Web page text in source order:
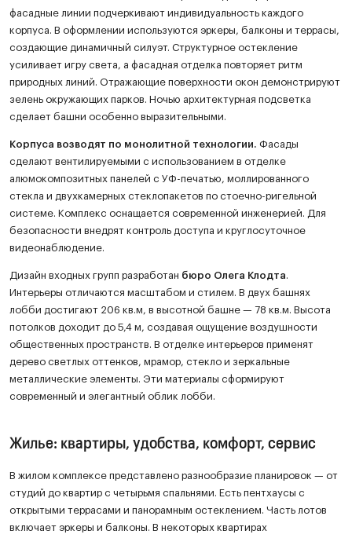
фасадные линии подчеркивают индивидуальность каждого
корпуса. В оформлении используются эркеры, балконы и террасы,
создающие динамичный силуэт. Структурное остекление
усиливает игру света, а фасадная отделка повторяет ритм
природных линий. Отражающие поверхности окон демонстрируют
зелень окружающих парков. Ночью архитектурная подсветка
сделает башни особенно выразительными.
Корпуса возводят по монолитной технологии. Фасады
сделают вентилируемыми с использованием в отделке
алюмокомпозитных панелей с УФ-печатью, моллированного
стекла и двухкамерных стеклопакетов по стоечно-ригельной
системе. Комплекс оснащается современной инженерией. Для
безопасности внедрят контроль доступа и круглосуточное
видеонаблюдение.
Дизайн входных групп разработан бюро Олега Клодта
Интерьеры отличаются масштабом и стилем. В двух башнях
лобби достигают 206 кв.м, в высотной башне — 78 кв.м. Высота
потолков доходит до 5,4 м, создавая ощущение воздушности
общественных пространств. В отделке интерьеров применят
дерево светлых оттенков, мрамор, стекло и зеркальные
металлические элементы. Эти материалы сформируют
современный и элегантный облик лобби.
Жилье: квартиры, удобства, комфорт, сервис
В жилом комплексе представлено разнообразие планировок — от
студий до квартир с четырьмя спальнями. Есть пентхаусы с
открытыми террасами и панорамным остеклением. Часть лотов
включает эркеры и балконы. В некоторых квартирах